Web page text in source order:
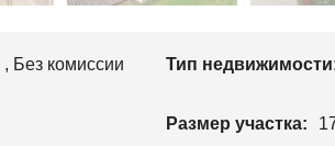
О
Е
И
, Без комиссии Тип
Размер участка: